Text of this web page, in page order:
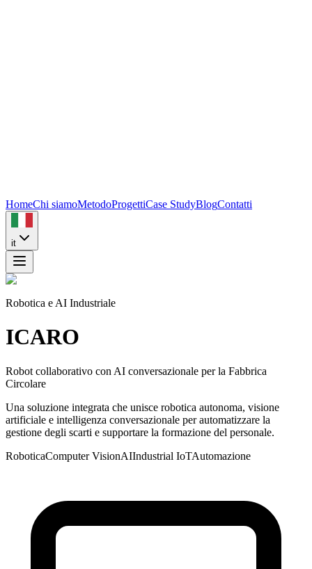
HomeChi siamoMetodoProgettiCase StudyBlogContatti
it
Robotica e AI Industriale
ICARO
Robot collaborativo con AI conversazionale per la Fabbrica
Circolare
Una soluzione integrata che unisce robotica autonoma, visione
artificiale e intelligenza conversazionale per automatizzare la
gestione degli scarti e supportare la formazione del personale.
RoboticaComputer VisionAIIndustrial IoTAutomazione